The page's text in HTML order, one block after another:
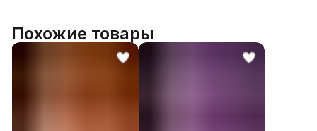
Похожие товары